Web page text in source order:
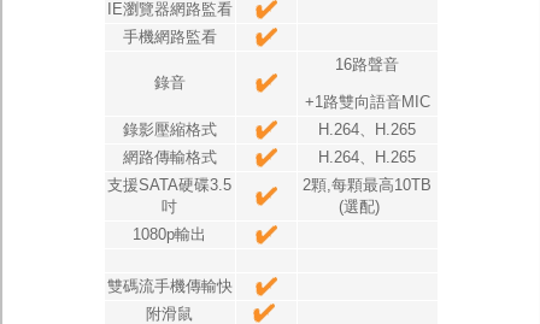
IE瀏覽器網路監看
手機網路監看
錄音
16路聲音
+1路雙向語音MIC
錄影壓縮格式
H.264、H.265
網路傳輸格式
H.264、H.265
支援SATA硬碟3.5
吋
2顆,每顆最高10TB
(選配)
1080p輸出
雙碼流手機傳輸快
附滑鼠